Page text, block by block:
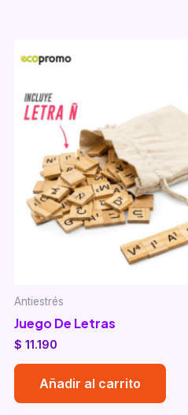
Antiestrés
Juego De Letras
$ 11.190
Añadir al carrito